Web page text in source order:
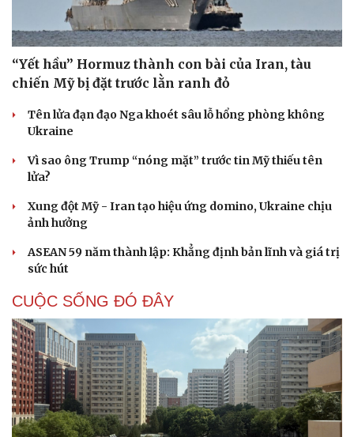
“Yết hầu” Hormuz thành con bài của Iran, tàu
chiến Mỹ bị đặt trước lằn ranh đỏ
Tên lửa đạn đạo Nga khoét sâu lỗ hổng phòng không
Ukraine
Vì sao ông Trump “nóng mặt” trước tin Mỹ thiếu tên
lửa?
Xung đột Mỹ - Iran tạo hiệu ứng domino, Ukraine chịu
ảnh hưởng
ASEAN 59 năm thành lập: Khẳng định bản lĩnh và giá trị
sức hút
CUỘC SỐNG ĐÓ ĐÂY